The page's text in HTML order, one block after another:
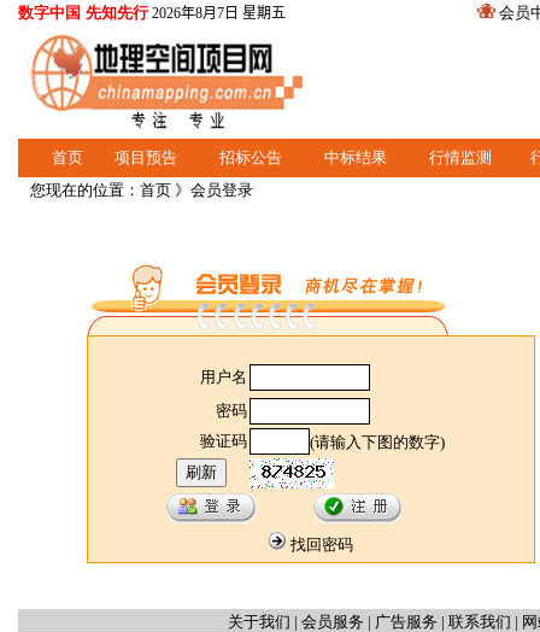
数字中国 先知先行 2026年8月7日 星期五 会员
首页 项目预告 招标公告 中标结果 行情监测
您现在的位置： 首页 》会员登录
用户名
密码
验证码
(请输入下图的数字)
找回密码
关于我们 | 会员服务 | 广告服务 | 联系我们 |